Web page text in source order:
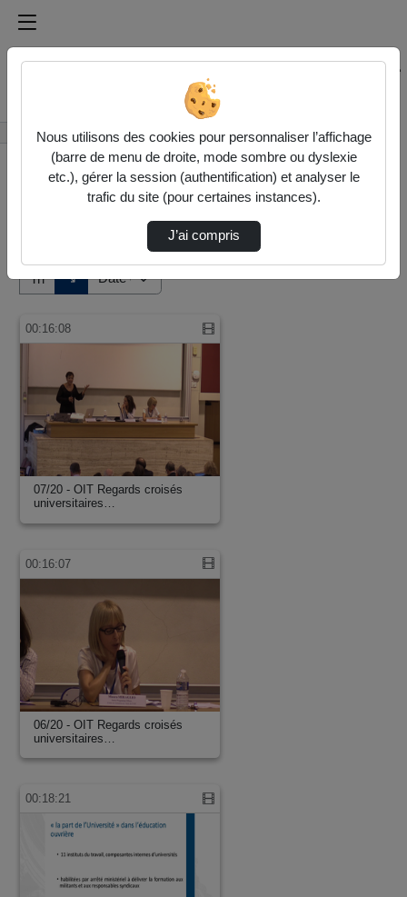
Médiathèque de l'université Paris
Rechercher un média sur Médiathèque de l'université
Accueil Vidéos
Tri ↘
00:16:08
07/20 - OIT Regards croisés
universitaires…
00:16:07
06/20 - OIT Regards croisés
universitaires…
00:18:21
Nous utilisons des cookies pour personnaliser l’affichage
(barre de menu de droite, mode sombre ou dyslexie
etc.), gérer la session (authentification) et analyser le
trafic du site (pour certaines instances).
J’ai compris